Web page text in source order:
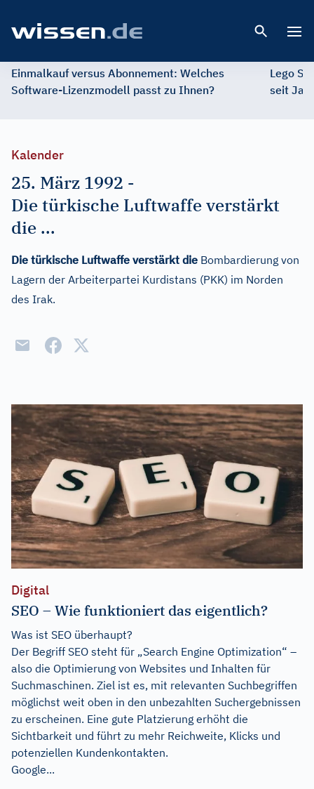
Einmalkauf versus Abonnement: Welches
Software-Lizenzmodell passt zu Ihnen?
Lego
seit
Kalender
25. März 1992 -
Die türkische Luftwaffe verstärkt
die ...
Die türkische Luftwaffe verstärkt die Bombardierung von
Lagern der Arbeiterpartei Kurdistans (PKK) im Norden
des Irak.
Digital
SEO – Wie funktioniert das eigentlich?
Was ist SEO überhaupt?
Der Begriff SEO steht für „Search Engine Optimization“ –
also die Optimierung von Websites und Inhalten für
Suchmaschinen. Ziel ist es, mit relevanten Suchbegriffen
möglichst weit oben in den unbezahlten Suchergebnissen
zu erscheinen. Eine gute Platzierung erhöht die
Sichtbarkeit und führt zu mehr Reichweite, Klicks und
potenziellen Kundenkontakten.
Google...